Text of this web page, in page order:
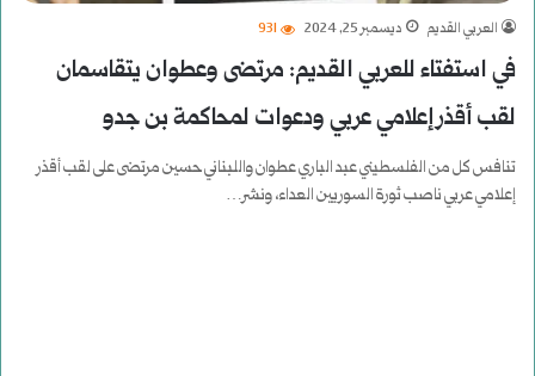
العربي القديم ديسمبر 25, 2024 931
في استفتاء للعربي القديم: مرتضى وعطوان يتقاسمان
لقب أقذر إعلامي عربي ودعوات لمحاكمة بن جدو
تنافس كل من الفلسطيني عبد الباري عطوان واللبناني حسين مرتضى على لقب أقذر
إعلامي عربي ناصب ثورة السوريين العداء، ونشر…